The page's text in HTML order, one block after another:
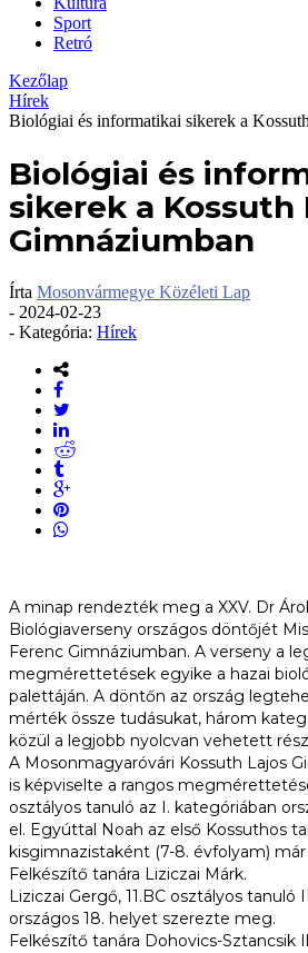
Sport
Retró
Kezőlap
Hírek
Biológiai és informatikai sikerek a
Biológiai és
sikerek a Kossuth
Gimnáziumban
Írta Mosonvármegye Közéleti Lap
- 2024-02-23
- Kategória: Hírek
A minap rendezték meg a XXV. Dr
Biológiaverseny országos döntőjét
Ferenc Gimnáziumban. A verseny a
megmérettetések egyike a hazai
palettáján. A döntőn az ország
mérték össze tudásukat, három
közül a legjobb nyolcvan vehetett
A Mosonmagyaróvári Kossuth Lajos
is képviselte a rangos
osztályos tanuló az I. kategóriában
el. Egyúttal Noah az első Kossuthos
kisgimnazistaként (7-8. évfolyam)
Felkészítő tanára Liziczai Márk.
Liziczai Gergő, 11.BC osztályos tanuló
országos 18. helyet szerezte meg.
Felkészítő tanára Dohovics-Sztancsik